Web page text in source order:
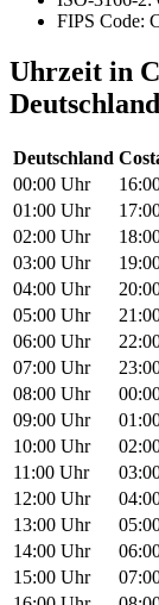
FIPS Code:
Uhrzeit in
Deutschland
Deutschland
00:00 Uhr
01:00 Uhr
02:00 Uhr
03:00 Uhr
04:00 Uhr
05:00 Uhr
06:00 Uhr
07:00 Uhr
08:00 Uhr
09:00 Uhr
10:00 Uhr
11:00 Uhr
12:00 Uhr
13:00 Uhr
14:00 Uhr
15:00 Uhr